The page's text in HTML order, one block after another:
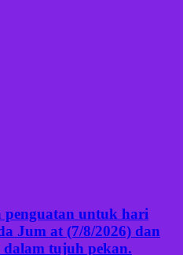
penguatan untuk hari
Jum at (7/8/2026) dan
dalam tujuh pekan.